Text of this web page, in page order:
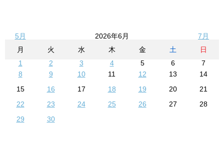
5月 2026年6月
7月
月
火 水 木 金 土
日
1
2 3 4 5 6
7
8
9 10 11 12 13
14
15
16 17 18 19 20
21
22
23 24 25 26 27
28
29
30